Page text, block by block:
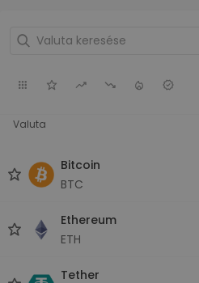
Valuta
Bitcoin
BTC
Ethereum
ETH
Tether